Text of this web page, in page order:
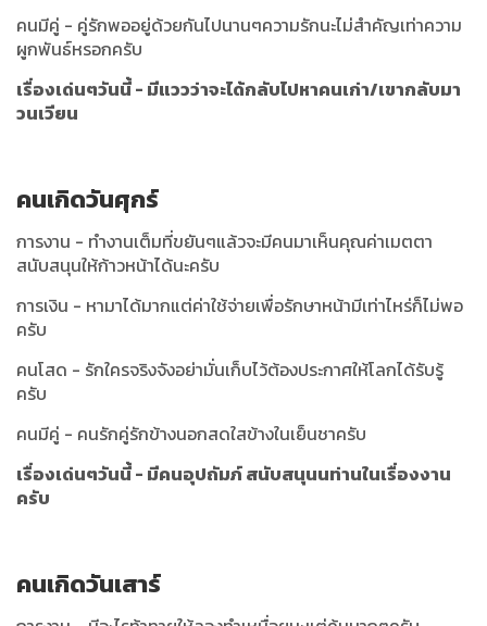
คนมีคู่ - คู่รักพออยู่ด้วยกันไปนานๆความรักนะไม่สำคัญเท่าความ
ผูกพันธ์หรอกครับ
เรื่องเด่นๆวันนี้ - มีแววว่าจะได้กลับไปหาคนเก่า/เขากลับมา
วนเวียน
คนเกิดวันศุกร์
การงาน - ทำงานเต็มที่ขยันๆแล้วจะมีคนมาเห็นคุณค่าเมตตา
สนับสนุนให้ก้าวหน้าได้นะครับ
การเงิน - หามาได้มากแต่ค่าใช้จ่ายเพื่อรักษาหน้ามีเท่าไหร่ก็ไม่พอ
ครับ
คนโสด - รักใครจริงจังอย่ามั่นเก็บไว้ต้องประกาศให้โลกได้รับรู้
ครับ
คนมีคู่ - คนรักคู่รักข้างนอกสดใสข้างในเย็นชาครับ
เรื่องเด่นๆวันนี้ - มีคนอุปถัมภ์ สนับสนุนนท่านในเรื่องงาน
ครับ
คนเกิดวันเสาร์